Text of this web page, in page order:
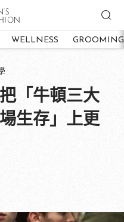
WELLNESS GROOMING
「牛頓三大
生存」上更